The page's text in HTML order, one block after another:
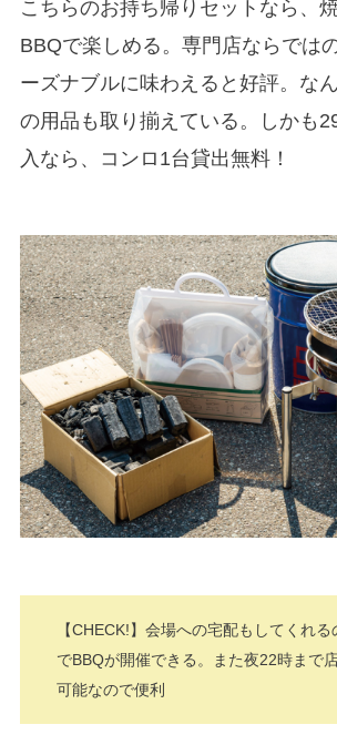
こちらのお持ち帰りセットなら、
BBQで楽しめる。専門店ならでは
ーズナブルに味わえると好評。な
の用品も取り揃えている。しかも
入なら、コンロ1台貸出無料！
【CHECK!】会場への宅配もしてくれ
でBBQが開催できる。また夜22時まで
可能なので便利